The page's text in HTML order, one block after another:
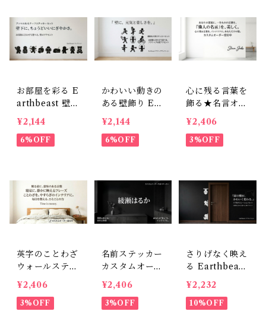
お部屋を彩る E
arthbeast 壁用
デコレーション
ステッカー 9点
セット
¥2,144
6%OFF
かわいい動きの
ある壁飾り Ear
thbeast 人物ス
テッカーコレク
ション
¥2,144
6%OFF
心に残る言葉を
飾る★名言オー
ダーメイドステ
ッカー（室内
用、サイズ調整
¥2,406
3%OFF
英字のことわざ
ウォールステッ
カー：カスタム
オーダー用（室
内用、サイズ調
¥2,406
3%OFF
名前ステッカー
カスタムオーダ
ー用（縦書き対
応可・室内用、
サイズ調整可
¥2,406
3%OFF
さりげなく映え
る Earthbeast
14cm前後 ウォ
ールステッカー
¥2,232
10%OFF